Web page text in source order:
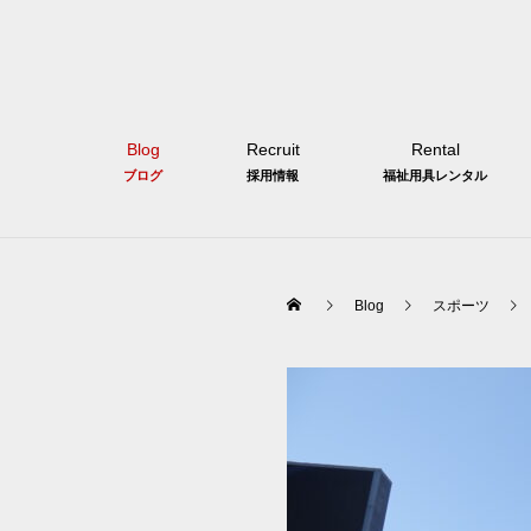
Blog
ブログ
Recruit
採用情報
Rental
福祉用具レンタル
Blog スポーツ